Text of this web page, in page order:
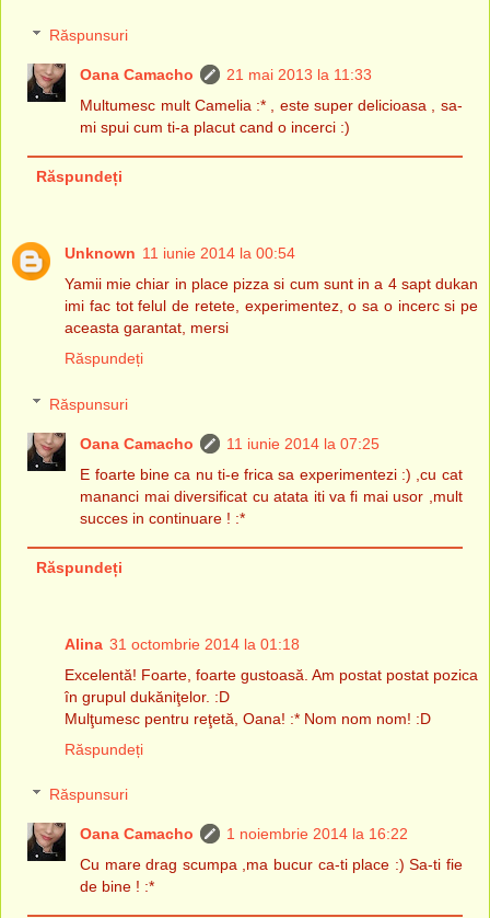
Răspunsuri
Oana Camacho
21 mai 2013 la 11:33
Multumesc mult Camelia :* , este super delicioasa , sa-
mi spui cum ti-a placut cand o incerci :)
Răspundeți
Unknown 11 iunie 2014 la 00:54
Yamii mie chiar in place pizza si cum sunt in a 4 sapt dukan
imi fac tot felul de retete, experimentez, o sa o incerc si pe
aceasta garantat, mersi
Răspundeți
Răspunsuri
Oana Camacho
11 iunie 2014 la 07:25
E foarte bine ca nu ti-e frica sa experimentezi :) ,cu cat
mananci mai diversificat cu atata iti va fi mai usor ,mult
succes in continuare ! :*
Răspundeți
Alina 31 octombrie 2014 la 01:18
Excelentă! Foarte, foarte gustoasă. Am postat postat pozica
în grupul dukăniţelor. :D
Mulţumesc pentru reţetă, Oana! :* Nom nom nom! :D
Răspundeți
Răspunsuri
Oana Camacho
1 noiembrie 2014 la 16:22
Cu mare drag scumpa ,ma bucur ca-ti place :) Sa-ti fie
de bine ! :*